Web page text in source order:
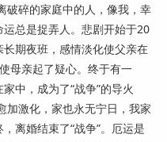
碎的家庭中的人，像我，幸
总是捉弄人。悲剧开始于20
期夜班，感情淡化使父亲在
母亲起了疑心。终于有一
中，成为了“战争”的导火
激化，家也永无宁日，我家
离婚结束了“战争”。厄运是